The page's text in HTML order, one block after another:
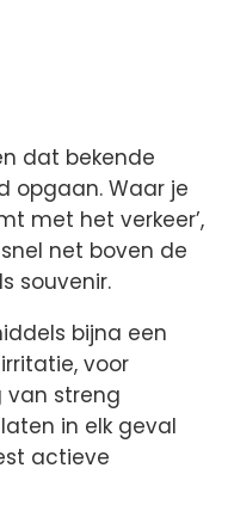
dat bekende
opgaan. Waar je
met het verkeer’,
net boven de
souvenir.
bijna een
voor
van streng
in elk geval
actieve